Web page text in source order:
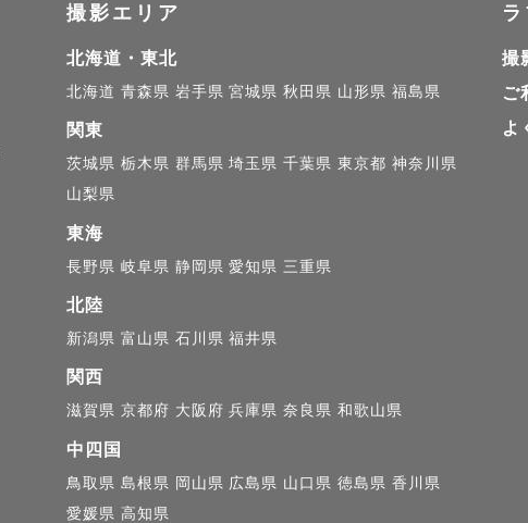
撮影エリア
北海道・東北
北海道 青森県 岩手県 宮城県 秋田県 山形県 福島県
関東
茨城県 栃木県 群馬県 埼玉県 千葉県 東京都 神奈川県
山梨県
東海
長野県 岐阜県 静岡県 愛知県 三重県
北陸
新潟県 富山県 石川県 福井県
関西
滋賀県 京都府 大阪府 兵庫県 奈良県 和歌山県
中四国
鳥取県 島根県 岡山県 広島県 山口県 徳島県 香川県
愛媛県 高知県
撮
ご
よ